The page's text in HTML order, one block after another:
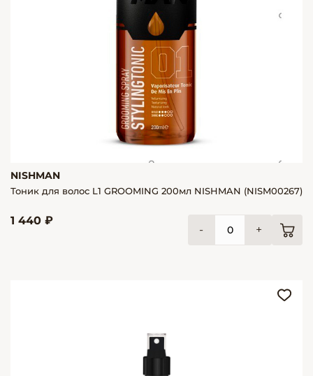
NISHMAN
Тоник для волос L1 GROOMING 200мл NISHMAN (NISM00267)
1 440 ₽
- +